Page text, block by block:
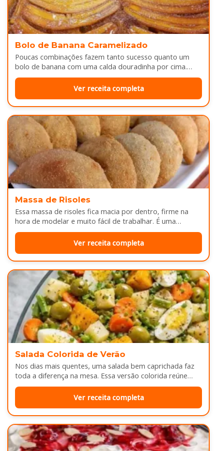
Bolo de Banana Caramelizado
Poucas combinações fazem tanto sucesso quanto um
bolo de banana com uma calda douradinha por cima.
Enquanto assa, aquele cheirinho…
Ver receita completa
Massa de Risoles
Essa massa de risoles fica macia por dentro, firme na
hora de modelar e muito fácil de trabalhar. É uma…
Ver receita completa
Salada Colorida de Verão
Nos dias mais quentes, uma salada bem caprichada faz
toda a diferença na mesa. Essa versão colorida reúne
legumes cozidos…
Ver receita completa